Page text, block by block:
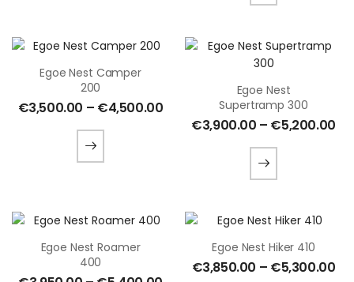
Egoe Nest Camper
200
€3,500.00 – €4,500.00
Egoe Nest
Supertramp 300
€3,900.00 – €5,200.00
Egoe Nest Roamer
400
Egoe Nest Hiker 410
€3,850.00 – €5,300.00